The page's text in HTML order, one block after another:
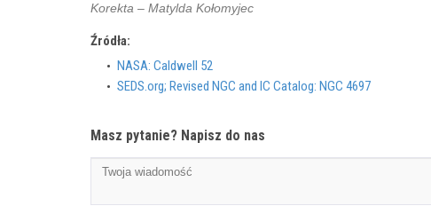
Korekta – Matylda Kołomyjec
Źródła:
NASA: Caldwell 52
SEDS.org; Revised NGC and IC Catalog: NGC 4697
Masz pytanie? Napisz do nas